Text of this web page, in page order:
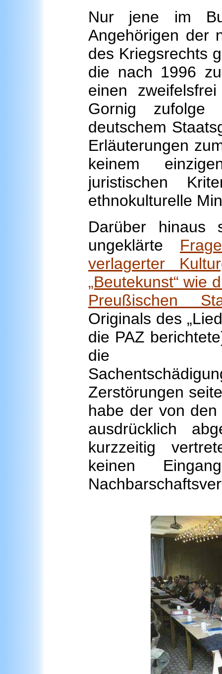
Nur jene im
Angehörigen der
des Kriegsrechts
die nach 1996
einen
Gornig zufolge
deutschem
Erläuterungen
keinem
juristischen
ethnokulturelle
Darüber hinaus
ungeklärte
verlagerter
„Beutekunst“ wie
Preußischen
Originals des
die PAZ
die
Zerstörungen
habe der von
ausdrücklich
kurzzeitig
keinen